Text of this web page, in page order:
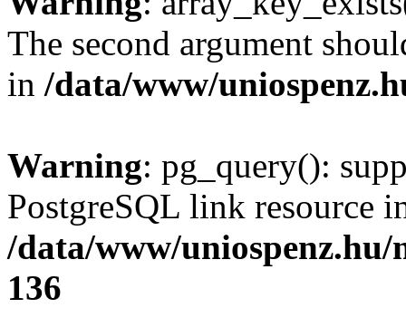
The second argument
in /data/www/
Warning: pg_query():
PostgreSQL link resource
/data/www/uniospenz.hu/
136